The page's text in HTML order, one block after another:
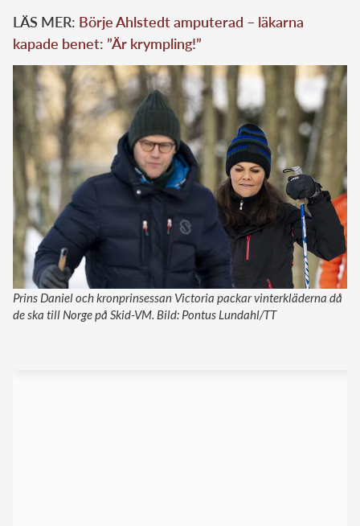
LÄS MER: Börje Ahlstedt amputerad – läkarna
kapade benet: ”Är krympling!”
Prins Daniel och kronprinsessan Victoria packar vinterkläderna då
de ska till Norge på Skid-VM. Bild: Pontus Lundahl/TT